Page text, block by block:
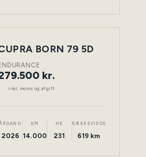
ELEKTRISK TØNDER
BORN 79 5D
kr.
inkl. moms og afgift
2026
KM
14.000
HK
231
RÆKKEVIDDE
619 km